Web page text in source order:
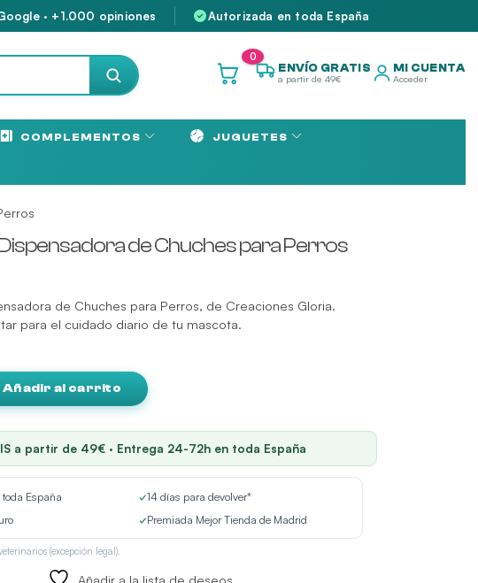
· +1.000 opiniones Autorizada en toda España
0
ENVÍO GRATIS
a partir de 49€
MI CUENTA
Acceder
COMPLEMENTOS JUGUETES
Dispensadora de Chuches para Perros
de Chuches para Perros, de Creaciones Gloria.
para el cuidado diario de tu mascota.
Añadir al carrito
a partir de 49€ · Entrega 24-72h en toda España
España ✓14 días para devolver*
✓Premiada Mejor Tienda de Madrid
(excepción legal).
Añadir a la lista de deseos